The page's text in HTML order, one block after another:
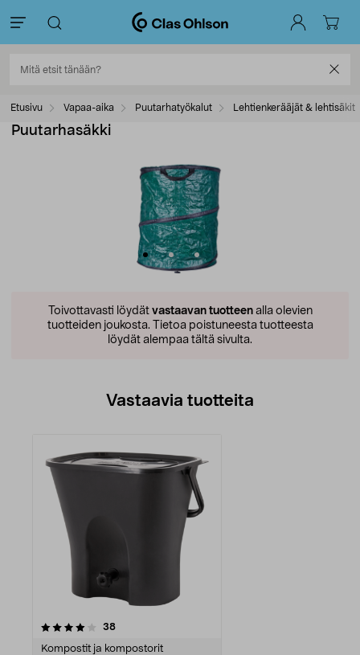
Etusivu Vapaa-aika Puutarhatyökalut Lehtienkerääjät & lehtisäkit
Puutarhasäkki
Toivottavasti löydät vastaavan tuotteenalla olevien
tuotteiden joukosta. Tietoa poistuneesta tuotteesta
löydät alempaa tältä sivulta.
Vastaavia tuotteita
38arvostelut
Kompostit ja kompostorit